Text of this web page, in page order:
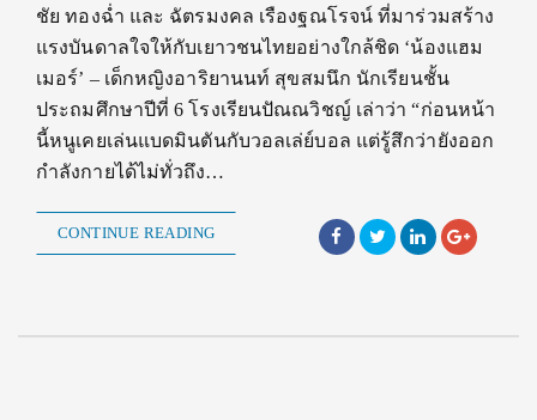
ชัย ทองฉ่ำ และ ฉัตรมงคล เรืองฐณโรจน์ ที่มาร่วมสร้าง
แรงบันดาลใจให้กับเยาวชนไทยอย่างใกล้ชิด ‘น้องแฮม
เมอร์’ – เด็กหญิงอาริยานนท์ สุขสมนึก นักเรียนชั้น
ประถมศึกษาปีที่ 6 โรงเรียนปัณณวิชญ์ เล่าว่า “ก่อนหน้า
นี้หนูเคยเล่นแบดมินตันกับวอลเล่ย์บอล แต่รู้สึกว่ายังออก
กำลังกายได้ไม่ทั่วถึง…
CONTINUE READING